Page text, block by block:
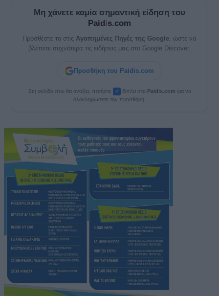
Μη χάνετε καμία σημαντική είδηση του
Paidis.com
Προσθέστε το στις Αγαπημένες Πηγές της Google, ώστε να
βλέπετε συχνότερα τις ειδήσεις μας στο Google Discover.
Προσθήκη του Paidis.com
Στη σελίδα που θα ανοίξει, πατήστε ✓ δίπλα στο Paidis.com για να
ολοκληρώσετε την προσθήκη.